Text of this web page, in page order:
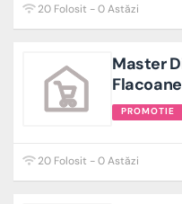
20 Folosit - 0 Astăzi
Master
Flacoane
PROMOTIE
20 Folosit - 0 Astăzi